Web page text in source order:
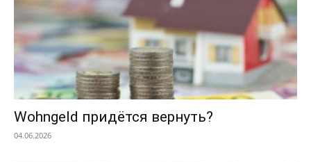
Wohngeld придётся вернуть?
04.06.2026